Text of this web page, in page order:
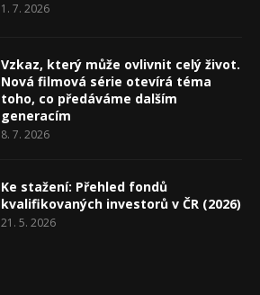
1. 7. 2026
Vzkaz, který může ovlivnit celý život.
Nová filmová série otevírá téma
toho, co předáváme dalším
generacím
8. 7. 2026
Ke stažení: Přehled fondů
kvalifikovaných investorů v ČR (2026)
21. 5. 2026